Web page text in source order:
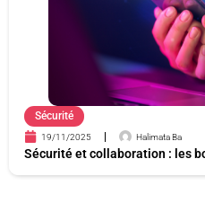
Sécurité
19/11/2025 Halimata Ba
Sécurité et collaboration : les